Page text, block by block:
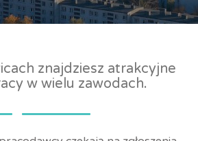
znajdziesz atrakcyjne
w wielu zawodach.